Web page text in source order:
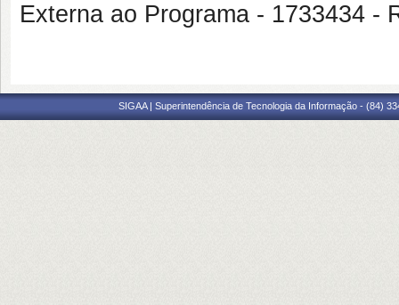
Externa ao Programa - 1733434 -
SIGAA | Superintendência de Tecnologia da Informação - (84)